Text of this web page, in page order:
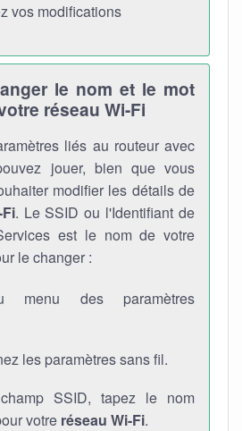
vos modifications
le nom et le mot
réseau Wi-Fi
liés au routeur avec
jouer, bien que vous
modifier les détails de
. Le SSID ou l'Identifiant de
est le nom de votre
le changer :
menu des paramètres
les paramètres sans fil.
SSID, tapez le nom
votre réseau Wi-Fi.